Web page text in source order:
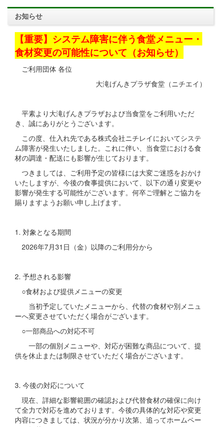
お知らせ
【重要】システム障害に伴う食堂メニュー・
食材変更の可能性について（お知らせ）
ご利用団体 各位
大滝げんきプラザ食堂（ニチエイ）
平素より大滝げんきプラザおよび当食堂をご利用いただ
き、誠にありがとうございます。
この度、仕入れ先である株式会社ニチレイにおいてシステ
ム障害が発生いたしました。これに伴い、当食堂における食
材の調達・配送にも影響が生じております。
つきましては、ご利用予定の皆様には大変ご迷惑をおかけ
いたしますが、今後の食事提供において、以下の通り変更や
影響が発生する可能性がございます。何卒ご理解とご協力を
賜りますようお願い申し上げます。
1. 対象となる期間
2026年7月31日（金）以降のご利用分から
2. 予想される影響
○食材および提供メニューの変更
当初予定していたメニューから、代替の食材や別メニュ
ーへ変更させていただく場合がございます。
○一部商品への対応不可
一部の個別メニューや、対応が困難な商品について、提
供を休止または制限させていただく場合がございます。
3. 今後の対応について
現在、詳細な影響範囲の確認および代替食材の確保に向け
て全力で対応を進めております。今後の具体的な対応や変更
内容につきましては、状況が分かり次第、追ってホームペー